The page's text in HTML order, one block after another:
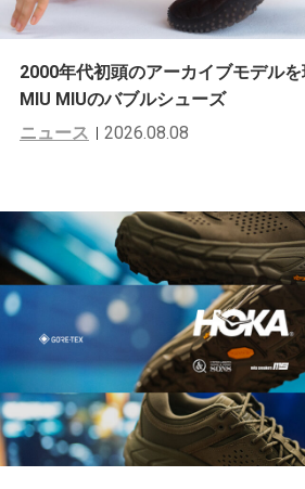
2000年代初頭のアーカイブモデル
MIU MIUのバブルシューズ
ニュース
2026.08.08